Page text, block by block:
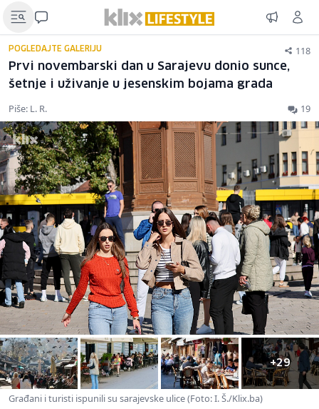
POGLEDAJTE GALERIJU 118
Prvi novembarski dan u Sarajevu donio sunce,
šetnje i uživanje u jesenskim bojama grada
Piše: L. R. 19
+29
Građani i turisti ispunili su sarajevske ulice (Foto: I. Š./Klix.ba)